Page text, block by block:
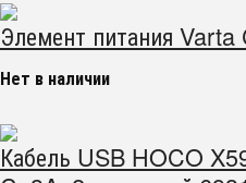
Элемент питания
Нет в наличии
Кабель USB HOCO